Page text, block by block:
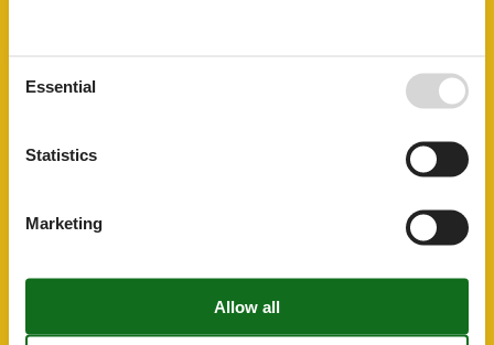
Essential
Statistics
Marketing